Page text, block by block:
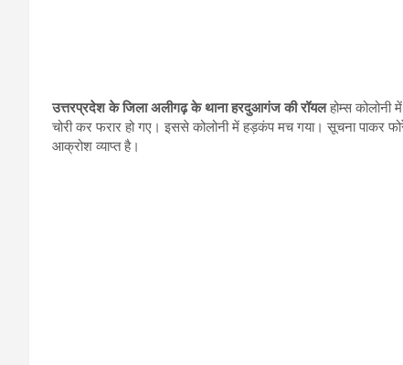
उत्तरप्रदेश के जिला अलीगढ़ के थाना हरदुआगंज की रॉयलहोम्स कोलोनी
चोरी कर फरार हो गए। इससे कोलोनी में हड़कंप मच गया। सूचना पाकर
आक्रोश व्याप्त है।